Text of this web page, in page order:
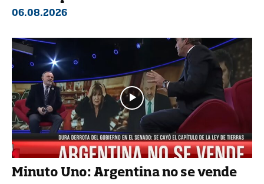
06.08.2026
Minuto Uno: Argentina no se vende